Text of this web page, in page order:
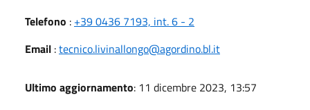
Telefono : +39 0436 7193, int. 6 - 2
Email :tecnico.livinallongo@agordino.bl.it
Ultimo aggiornamento: 11 dicembre 2023, 13:57